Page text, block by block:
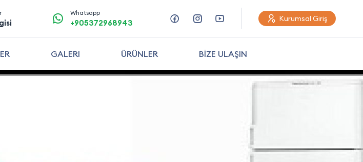
Whatsapp
+905372968943 Kurumsal Giriş
GALERI ÜRÜNLER BİZE ULAŞIN